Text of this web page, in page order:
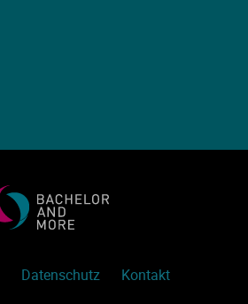
Datenschutz Kontakt